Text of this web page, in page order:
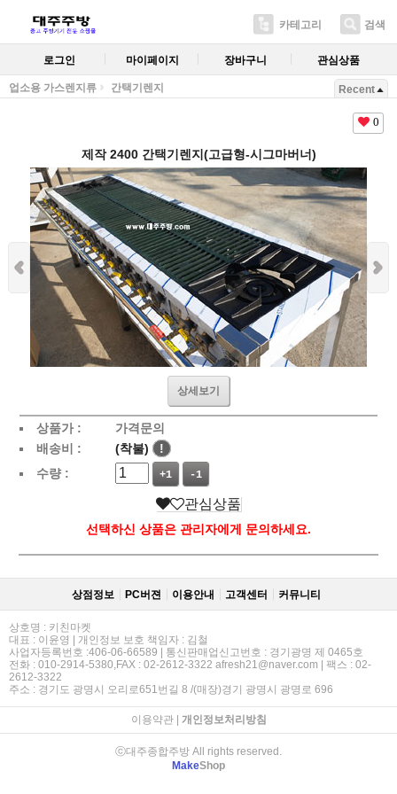
카테고리 검색
로그인 마이페이지 장바구니 관심상품
업소용 가스렌지류 간택기렌지 Recent
0
제작 2400 간택기렌지(고급형-시그마버너)
상세보기
상품가 :
가격문의
배송비 :
(착불)
!
수량 :
+1 -1
관심상품
선택하신 상품은 관리자에게 문의하세요.
상점정보 PC버젼 이용안내 고객센터 커뮤니티
상호명 : 키친마켓
대표 : 이윤영 | 개인정보 보호 책임자 : 김철
사업자등록번호 :406-06-66589 | 통신판매업신고번호 : 경기광명 제 0465호
전화 : 010-2914-5380,FAX : 02-2612-3322 afresh21@naver.com | 팩스 : 02-
2612-3322
주소 : 경기도 광명시 오리로651번길 8 /(매장)경기 광명시 광명로 696
이용약관| 개인정보처리방침
ⓒ대주종합주방 All rights reserved.
MakeShop